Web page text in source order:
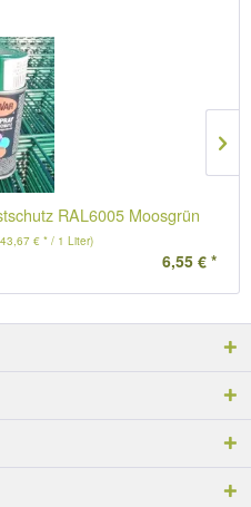
RAL6005 Moosgrün
€ * / 1 Liter)
6,55 € *